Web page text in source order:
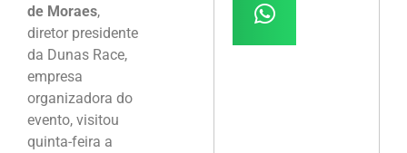
de Moraes,
diretor presidente
da Dunas Race,
empresa
organizadora do
evento, visitou
quinta-feira a